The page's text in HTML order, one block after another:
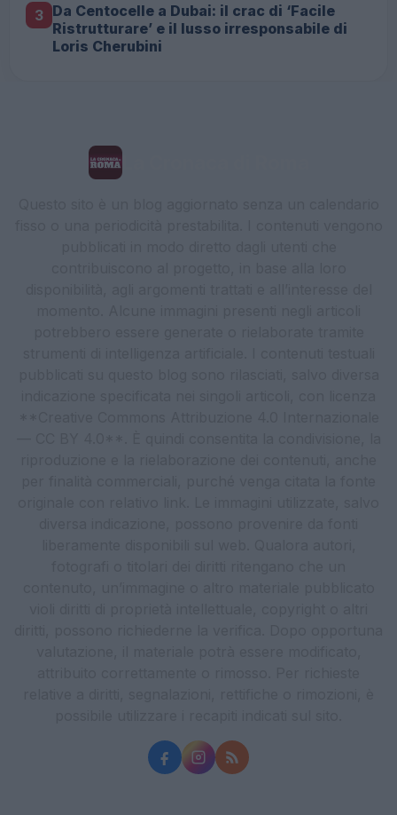
3 Da Centocelle a Dubai: il crac di ‘Facile
Ristrutturare’ e il lusso irresponsabile di
Loris Cherubini